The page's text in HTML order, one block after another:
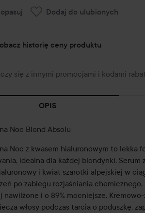
Dodaj do ulubionych
historię ceny produktu
się z innymi promocjami i kodami
OPIS
Noc Blond Absolu
Noc z kwasem hialuronowym to lekka
idealna dla każdej blondynki.
i kwiat szarotki alpejskiej w
po zabiegu rozjaśniania chemicznego,
nawilżone i o 89% mocniejsze.
włosy podczas tarcia o poduszkę,